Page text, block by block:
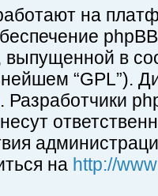
на
выпущенной в
“GPL”).
. Разработчики
на http://